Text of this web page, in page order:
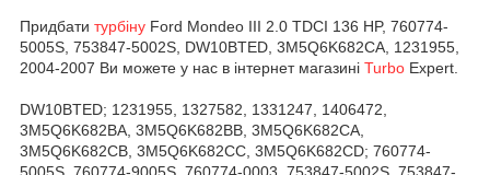
Придбати турбіну Ford Mondeo III 2.0 TDCI 136 HP, 760774-
5005S, 753847-5002S, DW10BTED, 3M5Q6K682CA, 1231955,
2004-2007 Ви можете у нас в інтернет магазині Turbo Expert.
DW10BTED; 1231955, 1327582, 1331247, 1406472,
3M5Q6K682BA, 3M5Q6K682BB, 3M5Q6K682CA,
3M5Q6K682CB, 3M5Q6K682CC, 3M5Q6K682CD; 760774-
5005S, 760774-9005S, 760774-0003, 753847-5002S, 753847-